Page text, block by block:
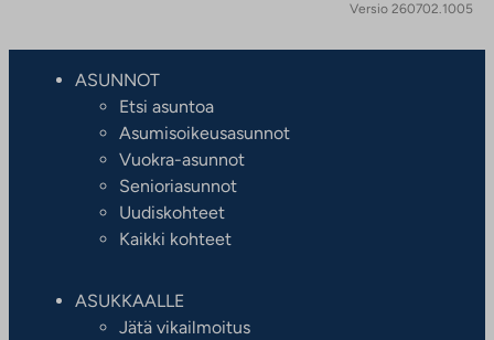
Versio 260702.1005
ASUNNOT
Etsi asuntoa
Asumisoikeusasunnot
Vuokra-asunnot
Senioriasunnot
Uudiskohteet
Kaikki kohteet
ASUKKAALLE
Jätä vikailmoitus